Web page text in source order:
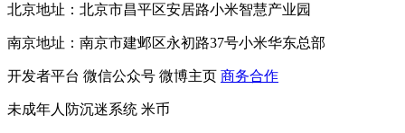
北京地址：北京市昌平区安居路小米智慧产业园
南京地址：南京市建邺区永初路37号小米华东总部
开发者平台 微信公众号 微博主页 商务合作
未成年人防沉迷系统 米币